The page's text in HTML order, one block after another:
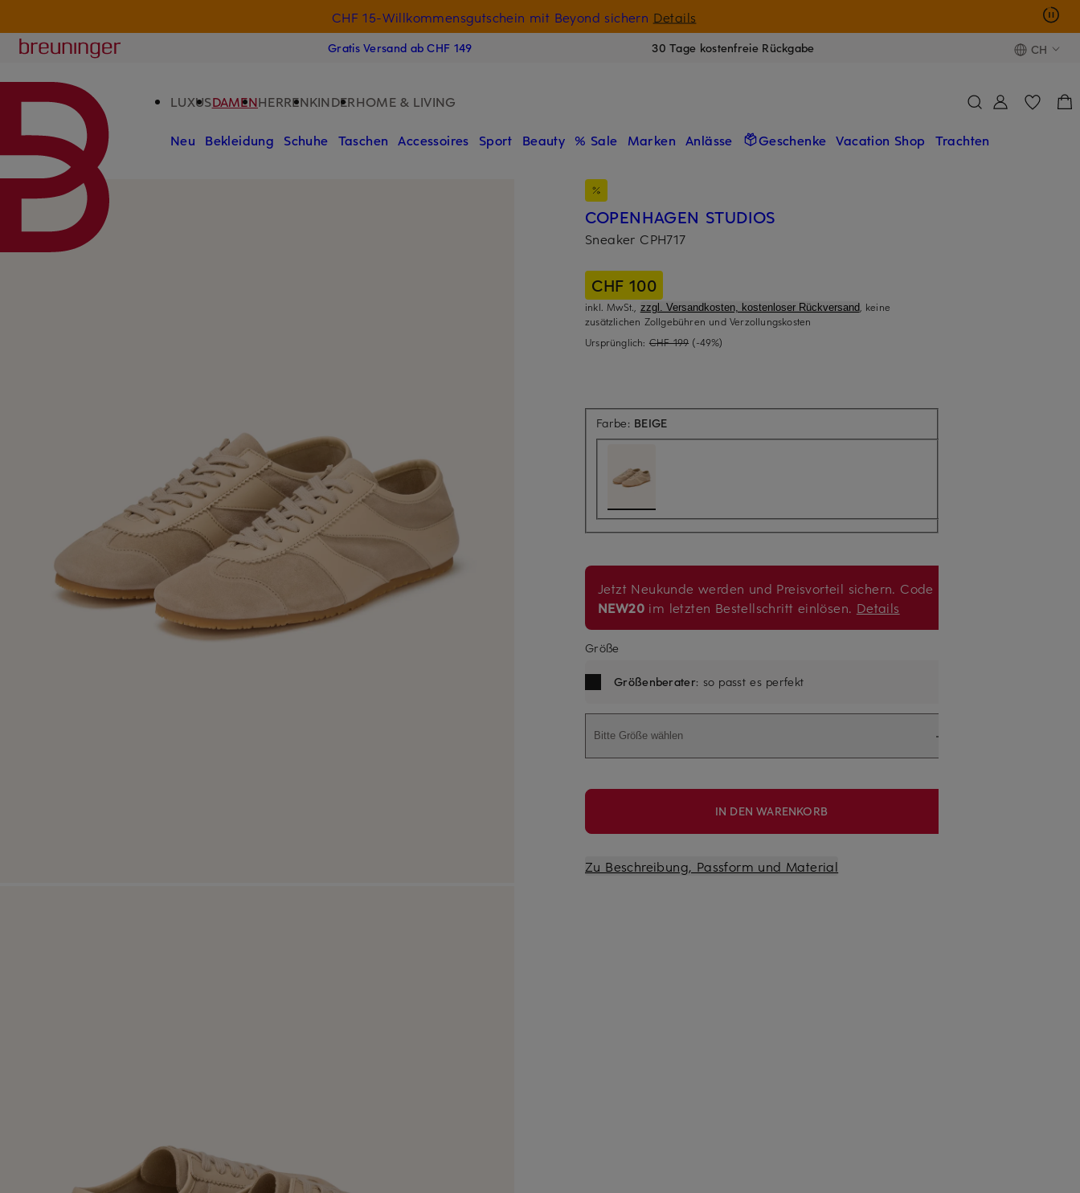
CHF 15-Willkommensgutschein mit Beyond sichern Details
Breuninger
Gratis Versand ab CHF 149 30 Tage kostenfreie Rückgabe CH
LUXUSDAMENHERRENKINDERHOME & LIVING
Neu Bekleidung Schuhe Taschen Accessoires Sport Beauty % Sale Marken Anlässe Geschenke Vacation Shop Trachten
COPENHAGEN STUDIOS
Sneaker CPH717
CHF 100
inkl. MwSt., zzgl. Versandkosten, kostenloser Rückversand, keine
zusätzlichen Zollgebühren und Verzollungskosten
Ursprünglich: CHF 199 (-49%)
Farbe: BEIGE
Jetzt Neukunde werden und Preisvorteil sichern. Code
NEW20 im letzten Bestellschritt einlösen. Details
Größe
Größenberater: so passt es perfekt
Bitte Größe wählen
IN DEN WARENKORB
Zu Beschreibung, Passform und Material